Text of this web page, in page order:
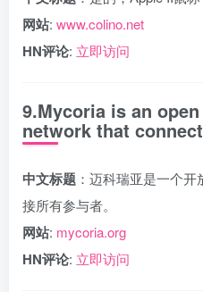
网站: www.colino.net
HN评论: 立即访问
9.Mycoria is an
network that
中文标题 ：迈科瑞亚是一个
接所有参与者。
网站: mycoria.org
HN评论: 立即访问